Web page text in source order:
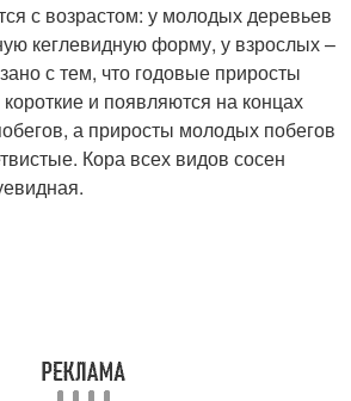
с возрастом: у молодых деревьев
кеглевидную форму, у взрослых –
с тем, что годовые приросты
и появляются на концах
а приросты молодых побегов
Кора всех видов сосен